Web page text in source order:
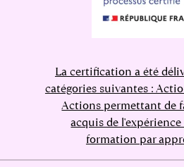
La certification a été
catégories suivantes :
Actions permettant de
acquis de
formation par